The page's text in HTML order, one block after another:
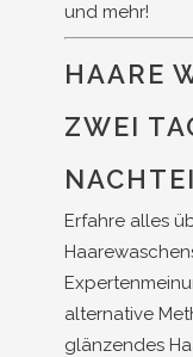
und mehr!
HAARE
ZWEI
Erfahre alles
alternative
glänzendes